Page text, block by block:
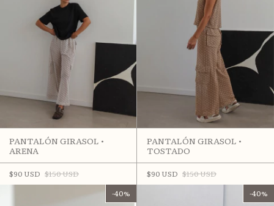
PANTALÓN GIRASOL •
ARENA
$90 USD $150 USD
PANTALÓN GIRASOL •
TOSTADO
$90 USD $150 USD
-40% -40%